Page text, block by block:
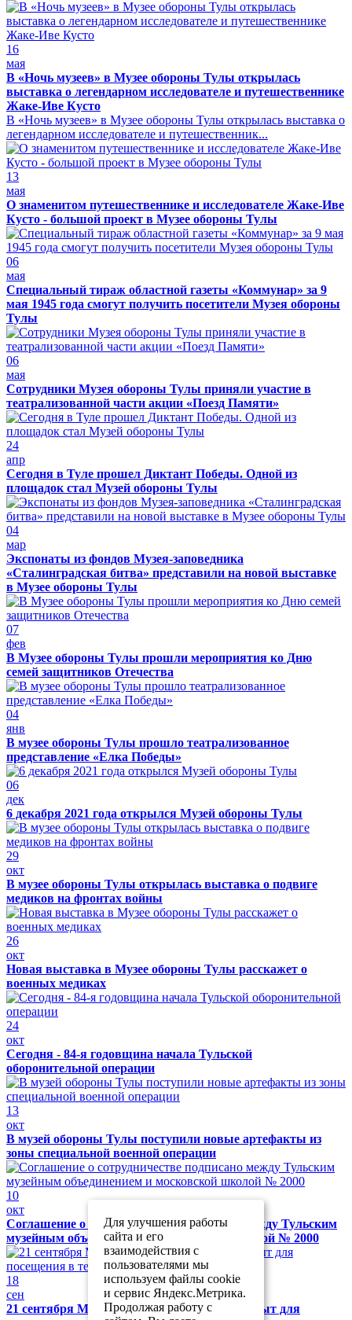
16
мая
В «Ночь музеев» в Музее обороны Тулы открылась
выставка о легендарном исследователе и путешественнике
Жаке-Иве Кусто
В «Ночь музеев» в Музее обороны Тулы открылась выставка о
легендарном исследователе и путешественник...
13
мая
О знаменитом путешественнике и исследователе Жаке-Иве
Кусто - большой проект в Музее обороны Тулы
06
мая
Специальный тираж областной газеты «Коммунар» за 9
мая 1945 года смогут получить посетители Музея обороны
Тулы
06
мая
Сотрудники Музея обороны Тулы приняли участие в
театрализованной части акции «Поезд Памяти»
24
апр
Сегодня в Туле прошел Диктант Победы. Одной из
площадок стал Музей обороны Тулы
04
мар
Экспонаты из фондов Музея-заповедника
«Сталинградская битва» представили на новой выставке
в Музее обороны Тулы
07
фев
В Музее обороны Тулы прошли мероприятия ко Дню
семей защитников Отечества
04
янв
В музее обороны Тулы прошло театрализованное
представление «Елка Победы»
06
дек
6 декабря 2021 года открылся Музей обороны Тулы
29
окт
В музее обороны Тулы открылась выставка о подвиге
медиков на фронтах войны
26
окт
Новая выставка в Музее обороны Тулы расскажет о
военных медиках
24
окт
Сегодня - 84-я годовщина начала Тульской
оборонительной операции
13
окт
В музей обороны Тулы поступили новые артефакты из
зоны специальной военной операции
10
окт
Соглашение о сотрудничестве подписано между Тульским
музейным объединением и московской школой № 2000
18
сен
21 сентября Музей обороны Тулы будет закрыт для
Для улучшения работы
сайта и его
взаимодействия с
пользователями мы
используем файлы cookie
и сервис Яндекс.Метрика.
Продолжая работу с